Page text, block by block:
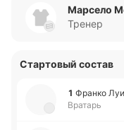
Марсело
Тренер
Стартовый состав
1 Франко
Вратарь